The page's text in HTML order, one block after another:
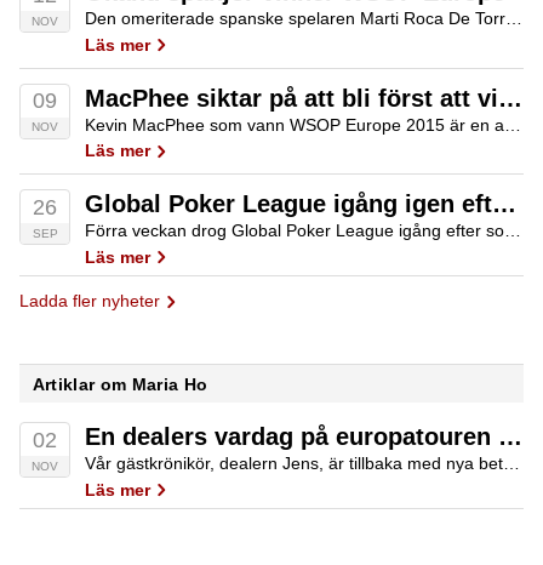
NOV
Den omeriterade spanske spelaren Marti Roca De Torres blev last man standing i WSOP Europes main event och belönades med drygt €1,1 miljon i prispengar.
Läs mer
09
NOV
MacPhee siktar på att bli först att vinna WSOP Europe två gånger
Läs mer
26
SEP
Global Poker League igång igen efter sommaruppehållet
Förra veckan drog Global Poker League igång efter sommaruppehållet, men efter en full vecka till till handlingarna är tabellerna i bägge konferenserna fortsatt oförändrade.
Läs mer
Ladda fler nyheter
Artiklar om Maria Ho
02
NOV
En dealers vardag på europatouren – Malta I
Vår gästkrönikör, dealern Jens, är tillbaka med nya betraktelser från andra sidan pokerbordet. Denna gång har han varit på Malta och jobbat.
Läs mer